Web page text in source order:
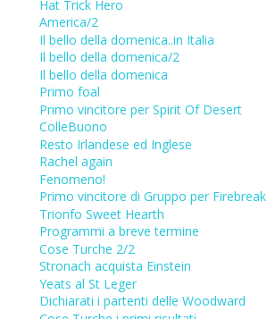
Hat Trick Hero
America/2
Il bello della domenica..in Italia
Il bello della domenica/2
Il bello della domenica
Primo foal
Primo vincitore per Spirit Of Desert
ColleBuono
Resto Irlandese ed Inglese
Rachel again
Fenomeno!
Primo vincitore di Gruppo per Firebreak
Trionfo Sweet Hearth
Programmi a breve termine
Cose Turche 2/2
Stronach acquista Einstein
Yeats al St Leger
Dichiarati i partenti delle Woodward